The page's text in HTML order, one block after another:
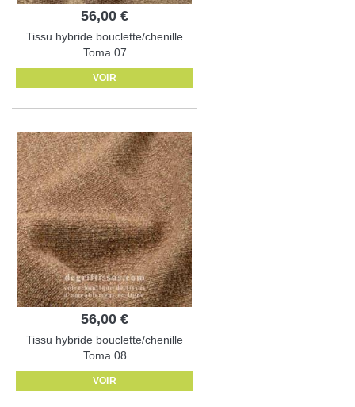
56,00 €
Tissu hybride bouclette/chenille
Toma 07
VOIR
56,00 €
Tissu hybride bouclette/chenille
Toma 08
VOIR